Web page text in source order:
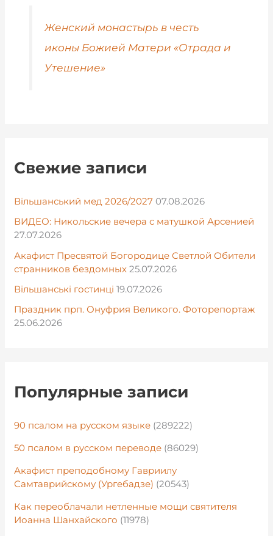
Женский монастырь в честь
иконы Божией Матери «Отрада и
Утешение»
Свежие записи
Вільшанський мед 2026/2027 07.08.2026
ВИДЕО: Никольские вечера с матушкой Арсенией
27.07.2026
Акафист Пресвятой Богородице Светлой Обители
странников бездомных 25.07.2026
Вільшанські гостинці 19.07.2026
Праздник прп. Онуфрия Великого. Фоторепортаж
25.06.2026
Популярные записи
90 псалом на русском языке (289222)
50 псалом в русском переводе (86029)
Акафист преподобному Гавриилу
Самтаврийскому (Ургебадзе) (20543)
Как переоблачали нетленные мощи святителя
Иоанна Шанхайского (11978)